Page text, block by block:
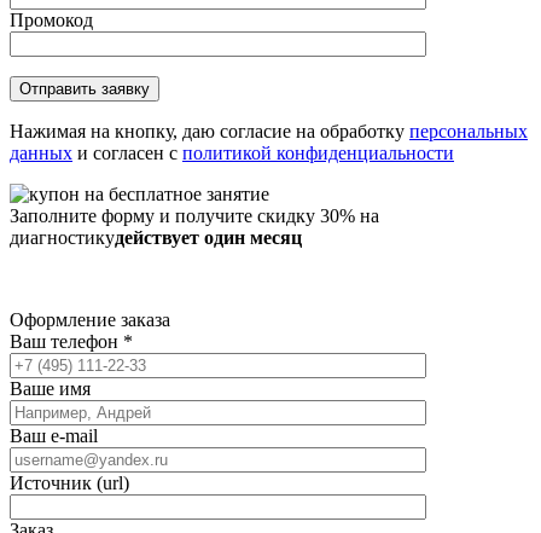
Промокод
Нажимая на кнопку, даю согласие на обработку персональных
данных и согласен с политикой конфиденциальности
Заполните форму и получите скидку 30% на
диагностикудействует один месяц
Оформление заказа
Ваш телефон *
Ваше имя
Ваш e-mail
Источник (url)